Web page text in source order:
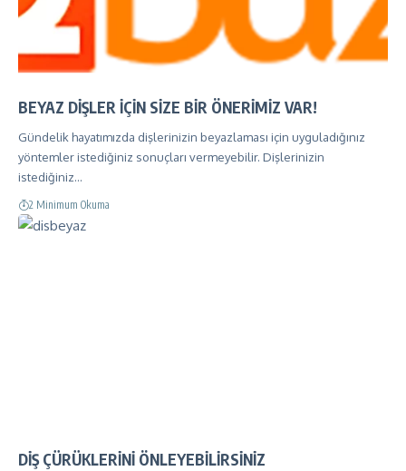
BEYAZ DİŞLER İÇİN SİZE BİR ÖNERİMİZ VAR!
Gündelik hayatımızda dişlerinizin beyazlaması için uyguladığınız
yöntemler istediğiniz sonuçları vermeyebilir. Dişlerinizin
istediğiniz…
2 Minimum Okuma
DİŞ ÇÜRÜKLERİNİ ÖNLEYEBİLİRSİNİZ